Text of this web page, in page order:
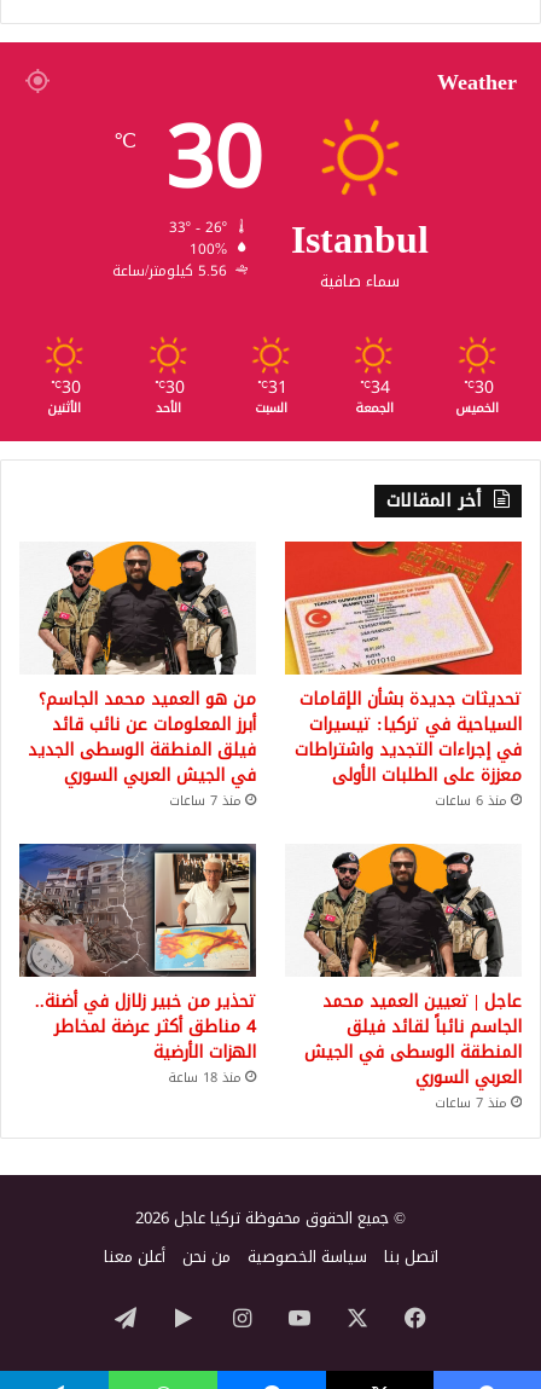
Weather
Istanbul
سماء صافية
30
℃
100%
5.56 كيلومتر/ساعة
30
℃
الخميس
34
℃
الجمعة
31
℃
السبت
30
℃
الأحد
30
℃
الأثنين
أخر المقالات
تحديثات جديدة بشأن الإقامات
السياحية في تركيا: تيسيرات
في إجراءات التجديد واشتراطات
معززة على الطلبات الأولى
منذ 6 ساعات
من هو العميد محمد الجاسم؟
أبرز المعلومات عن نائب قائد
فيلق المنطقة الوسطى الجديد
في الجيش العربي السوري
منذ 7 ساعات
عاجل | تعيين العميد محمد
الجاسم نائباً لقائد فيلق
المنطقة الوسطى في الجيش
العربي السوري
منذ 7 ساعات
تحذير من خبير زلازل في أضنة..
4 مناطق أكثر عرضة لمخاطر
الهزات الأرضية
منذ 18 ساعة
© جميع الحقوق محفوظة تركيا عاجل 2026
اتصل بنا سياسة الخصوصية من نحن أعلن معنا
فيسبوك ‫YouTubeانستقرام‏Google
Play
تيلقرام